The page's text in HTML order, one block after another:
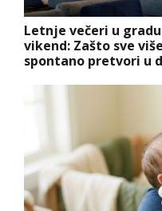
Letnje večeri u
vikend: Zašto sve
spontano pretvori u